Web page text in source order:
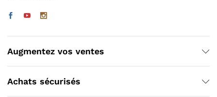
Augmentez vos ventes
Achats sécurisés